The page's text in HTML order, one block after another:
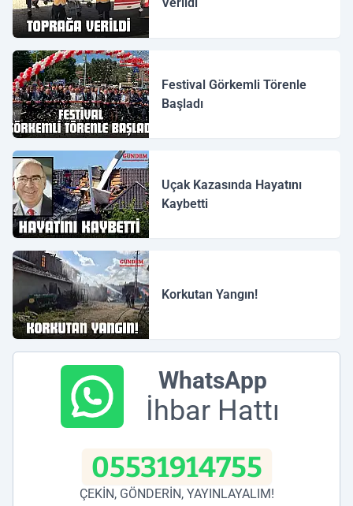
Verildi
Festival Görkemli Törenle
Başladı
Uçak Kazasında Hayatını
Kaybetti
Korkutan Yangın!
WhatsApp
İhbar Hattı
05531914755
ÇEKİN, GÖNDERİN, YAYINLAYALIM!